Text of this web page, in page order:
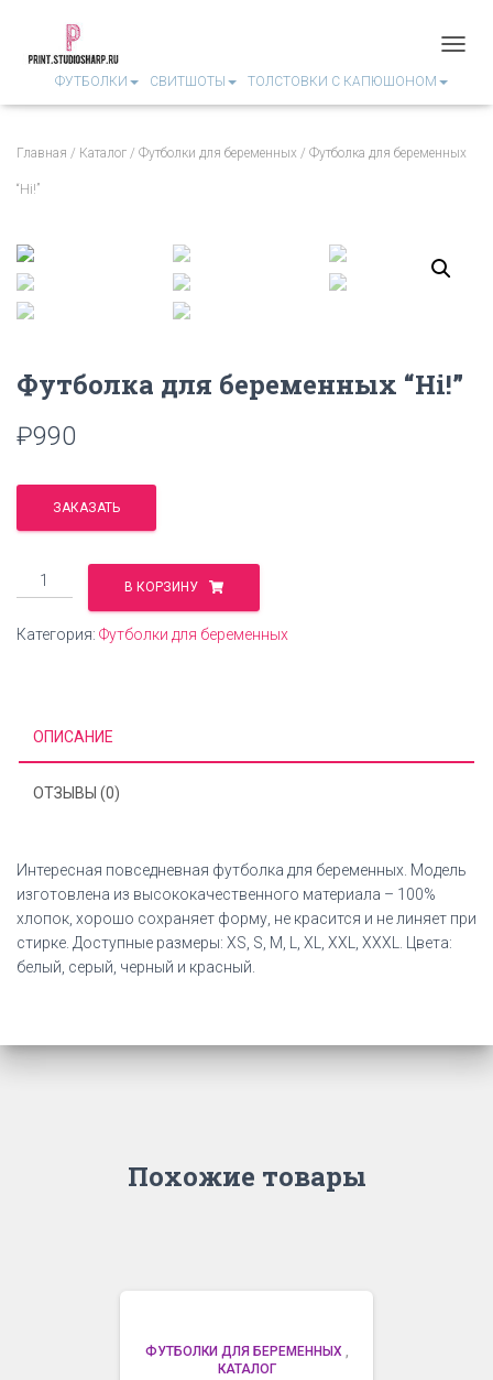
Р
Г
ТОЛСТОВКИ С КАПЮШОНОМ
СВИТШОТЫ
ФУТБОЛКИ
Главная / Каталог / Футболки для беременных / Футболка для беременных
“Hi!”
Футболка для беременных “Hi!”
₽990
ЗАКАЗАТЬ
Количество
Футболка
для
беременных
В КОРЗИНУ
Категория: Футболки для беременных
ОПИСАНИЕ
ОТЗЫВЫ (0)
Интересная повседневная футболка для беременных. Модель
изготовлена из высококачественного материала – 100%
хлопок, хорошо сохраняет форму, не красится и не линяет при
стирке. Доступные размеры: XS, S, M, L, XL, XXL, XXXL. Цвета:
белый, серый, черный и красный.
Похожие товары
ФУТБОЛКИ ДЛЯ БЕРЕМЕННЫХ,
КАТАЛОГ